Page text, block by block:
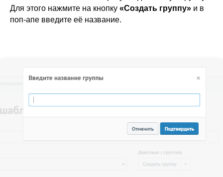
Для этого нажмите на кнопку «Создать группу» и в
поп-апе введите её название.